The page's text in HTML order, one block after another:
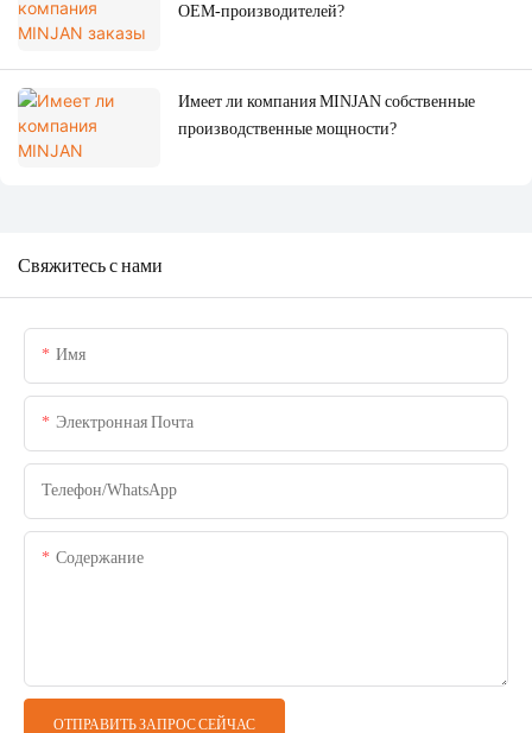
OEM-производителей?
Имеет ли компания MINJAN собственные
производственные мощности?
Свяжитесь с нами
Имя
Электронная Почта
Телефон/WhatsApp
Содержание
ОТПРАВИТЬ ЗАПРОС СЕЙЧАС